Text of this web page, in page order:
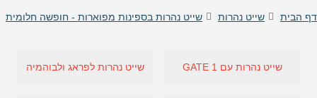
דף הבית שייט נהרות שייט נהרות בספינות מפוארות - חופשה חלומית
שייט נהרות עם GATE 1 שייט נהרות לפראג ולבוהמיה